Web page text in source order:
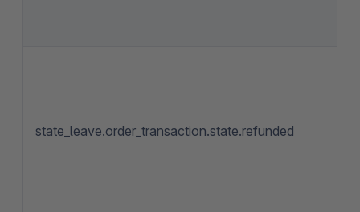
state_leave.order_transaction.state.refunded